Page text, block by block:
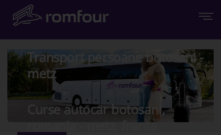
Transport persoane botosani -
metz
Curse autocar botosani,
romania - metz, franta